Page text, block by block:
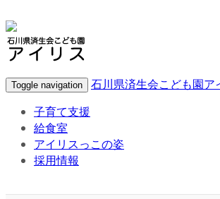
Toggle navigation
石川県済生会こども園ア
子育て支援
給食室
アイリスっこの姿
採用情報